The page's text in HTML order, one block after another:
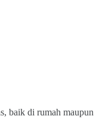
baik di rumah